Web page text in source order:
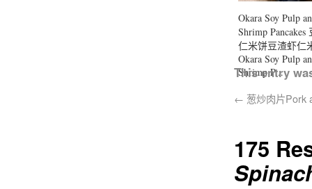
Okara Soy Pulp
Shrimp Pancakes
仁米饼豆渣虾仁
Okara Soy Pulp
Shrimp P...
This entry
← 葱炒肉片Pork
175